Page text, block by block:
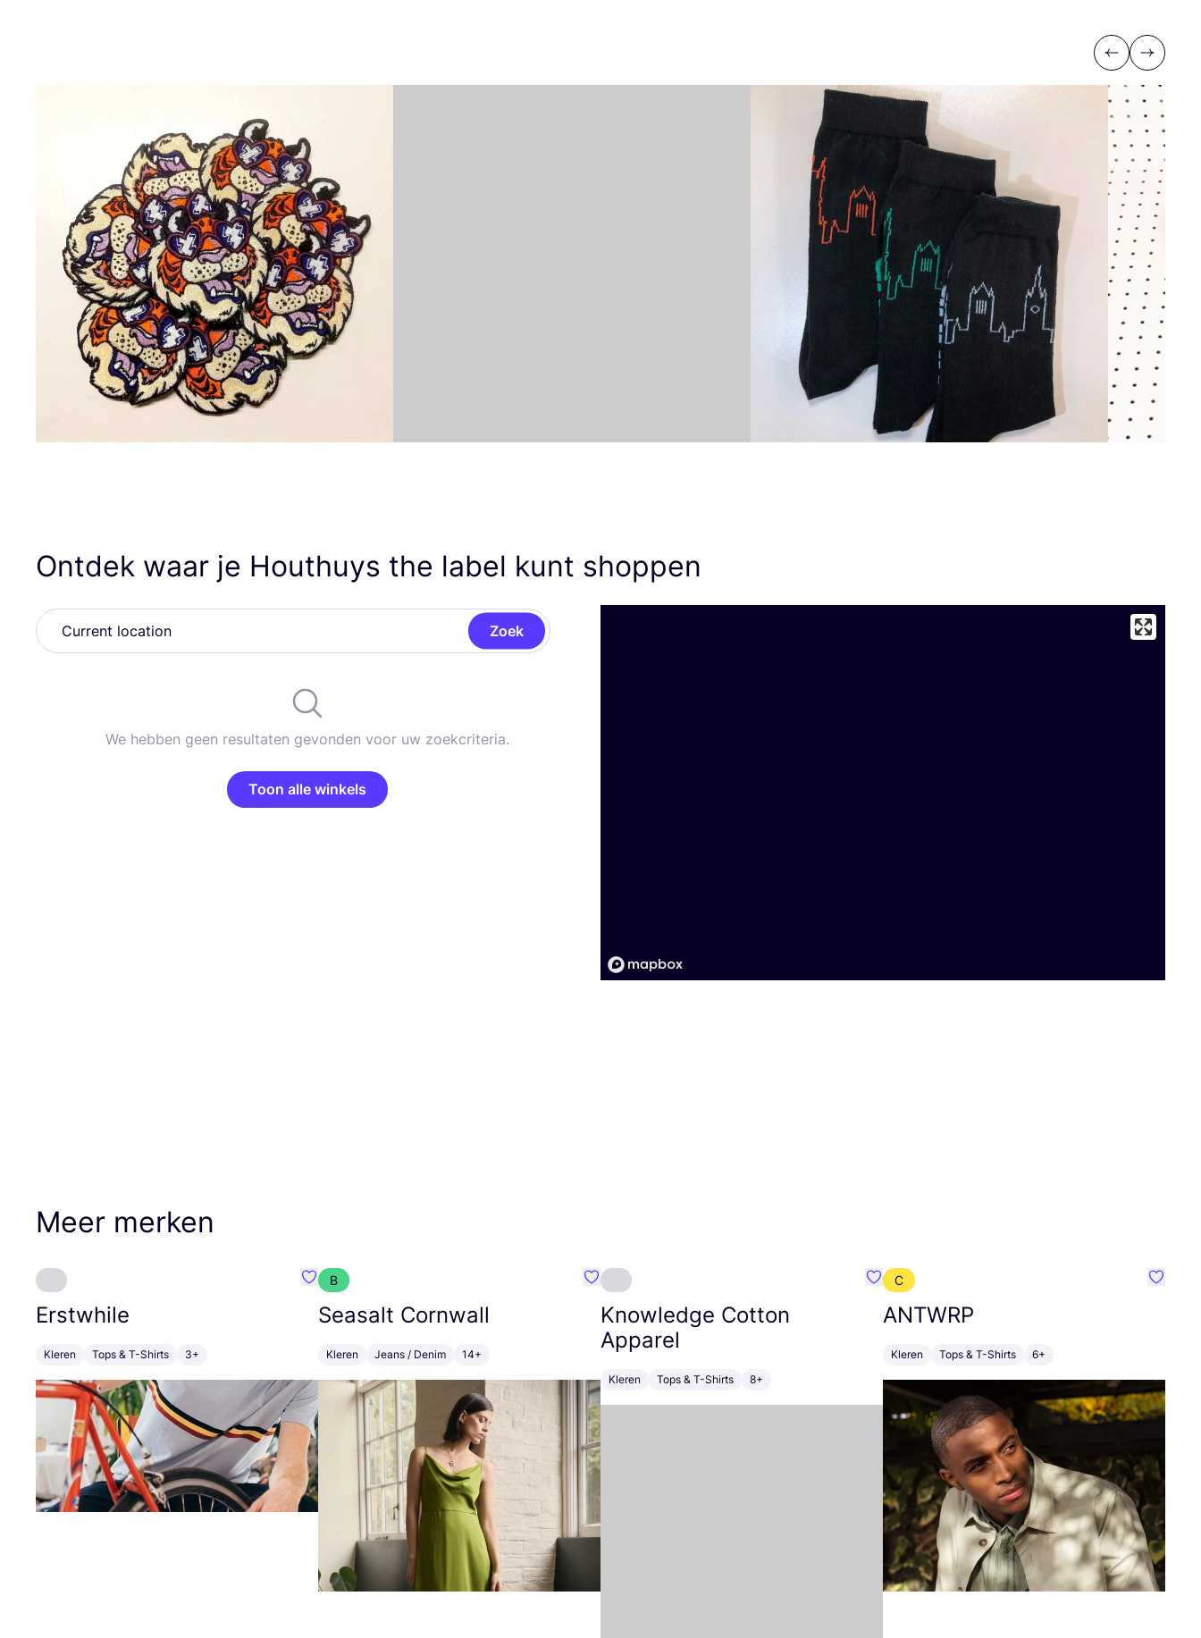
Previous
Next
Ontdek waar je Houthuys the label kunt shoppen
Zoek
We hebben geen resultaten gevonden voor uw zoekcriteria.
Toon alle winkels
Meer merken
Erstwhile
Kleren Tops & T-Shirts 3+
Favoriete {naam}
B
Seasalt Cornwall
Kleren Jeans / Denim 14+
Favoriete {naam}
Knowledge Cotton
Apparel
Kleren Tops & T-Shirts 8+
Favoriete {naam}
C
ANTWRP
Kleren Tops & T-Shirts 6+